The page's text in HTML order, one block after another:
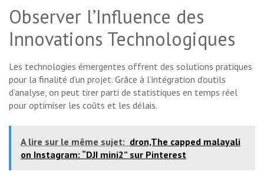
Observer l’Influence des
Innovations Technologiques
Les technologies émergentes offrent des solutions pratiques
pour la finalité d’un projet. Grâce à l’intégration d’outils
d’analyse, on peut tirer parti de statistiques en temps réel
pour optimiser les coûts et les délais.
A lire sur le même sujet: dron,The capped malayali
on Instagram: “DJI mini2” sur Pinterest